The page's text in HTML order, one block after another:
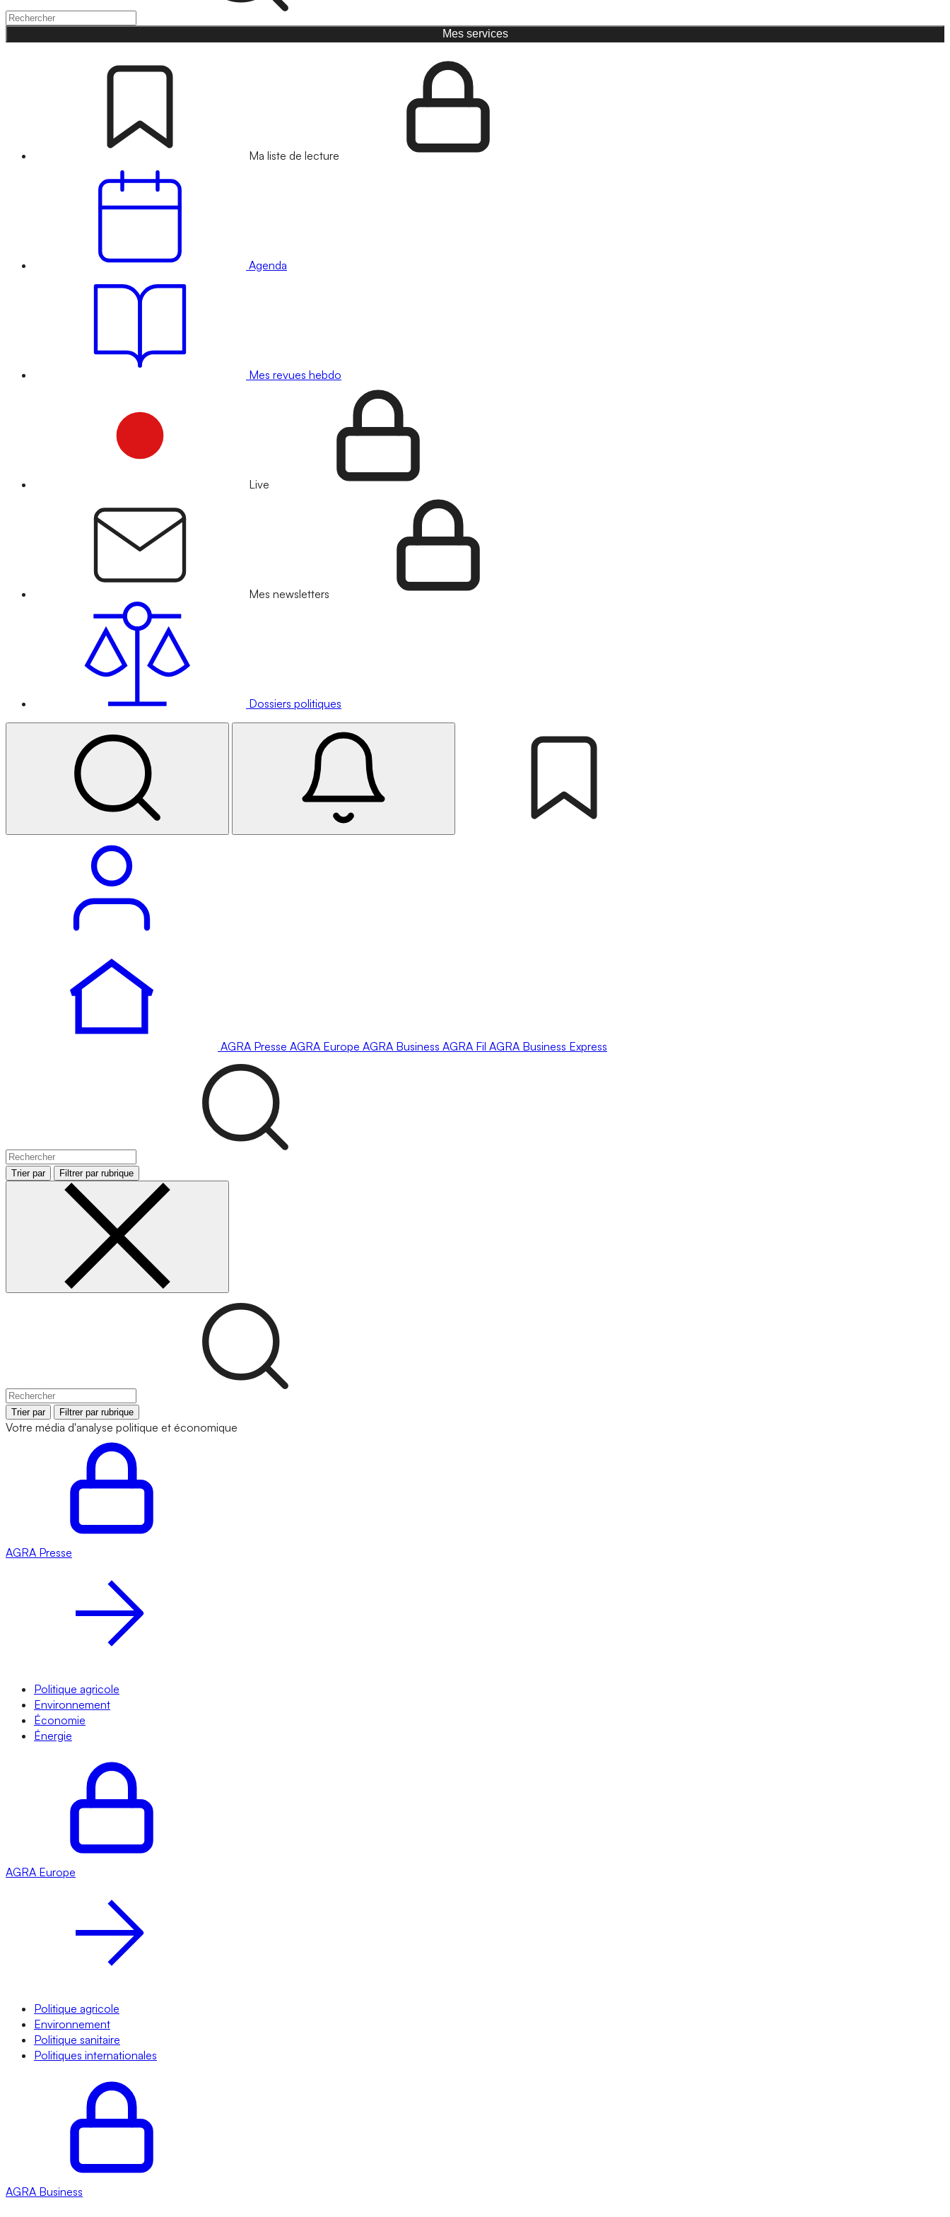
Mes services
Ma liste de lecture
Agenda
Mes revues hebdo
Live
Mes newsletters
Dossiers politiques
AGRA Presse AGRA Europe AGRA Business AGRA Fil AGRA Business Express
Trier par Filtrer par rubrique
Trier par Filtrer par rubrique
Votre média d'analyse politique et économique
AGRA Presse
Politique agricole
Environnement
Économie
Énergie
AGRA Europe
Politique agricole
Environnement
Politique sanitaire
Politiques internationales
AGRA Business